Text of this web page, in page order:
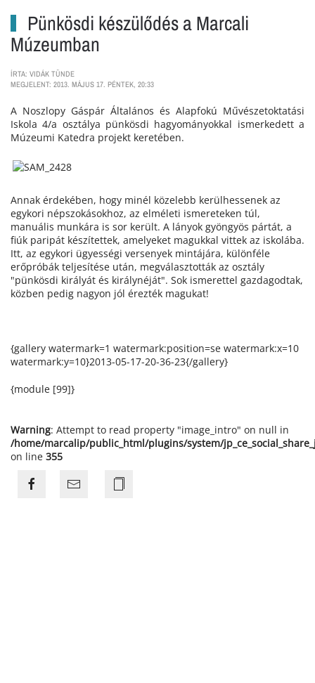
Pünkösdi készülődés a Marcali
Múzeumban
ÍRTA: VIDÁK TÜNDE
MEGJELENT: 2013. MÁJUS 17. PÉNTEK, 20:33
A Noszlopy Gáspár Általános és Alapfokú Művészetoktatási
Iskola 4/a osztálya pünkösdi hagyományokkal ismerkedett a
Múzeumi Katedra projekt keretében.
Annak érdekében, hogy minél közelebb kerülhessenek az
egykori népszokásokhoz, az elméleti ismereteken túl,
manuális munkára is sor került. A lányok gyöngyös pártát, a
fiúk paripát készítettek, amelyeket magukkal vittek az iskolába.
Itt, az egykori ügyességi versenyek mintájára, különféle
erőpróbák teljesítése után, megválasztották az osztály
"pünkösdi királyát és királynéját". Sok ismerettel gazdagodtak,
közben pedig nagyon jól érezték magukat!
{gallery watermark=1 watermark:position=se watermark:x=10
watermark:y=10}2013-05-17-20-36-23{/gallery}
{module [99]}
Warning: Attempt to read property "image_intro" on null in
/home/marcalip/public_html/plugins/system/
on line 355